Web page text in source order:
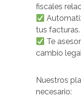
fiscales
tus facturas.
Te
cambio
Nuestros
necesario: